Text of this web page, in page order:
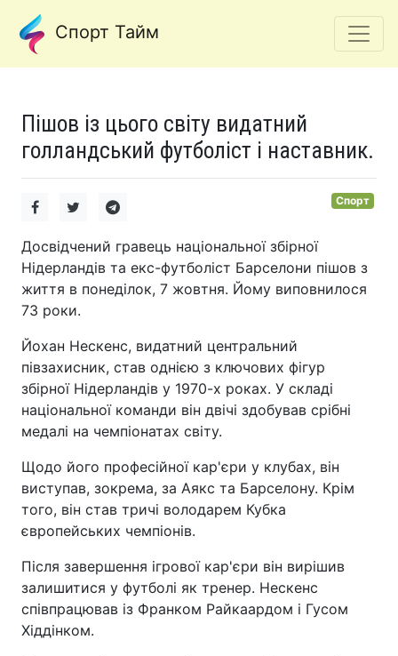
Спорт Тайм
Пішов із цього світу видатний
голландський футболіст і наставник.
Спорт
Досвідчений гравець національної збірної
Нідерландів та екс-футболіст Барселони пішов з
життя в понеділок, 7 жовтня. Йому виповнилося
73 роки.
Йохан Нескенс, видатний центральний
півзахисник, став однією з ключових фігур
збірної Нідерландів у 1970-х роках. У складі
національної команди він двічі здобував срібні
медалі на чемпіонатах світу.
Щодо його професійної кар'єри у клубах, він
виступав, зокрема, за Аякс та Барселону. Крім
того, він став тричі володарем Кубка
європейських чемпіонів.
Після завершення ігрової кар'єри він вирішив
залишитися у футболі як тренер. Нескенс
співпрацював із Франком Райкаардом і Гусом
Хіддінком.